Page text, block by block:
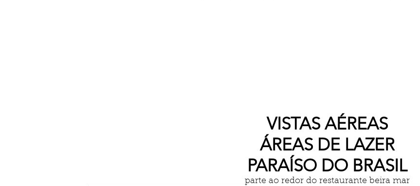
VISTAS AÉREAS
ÁREAS DE LAZER
PARAÍSO DO BRASIL
parte ao redor do restaurante beira mar